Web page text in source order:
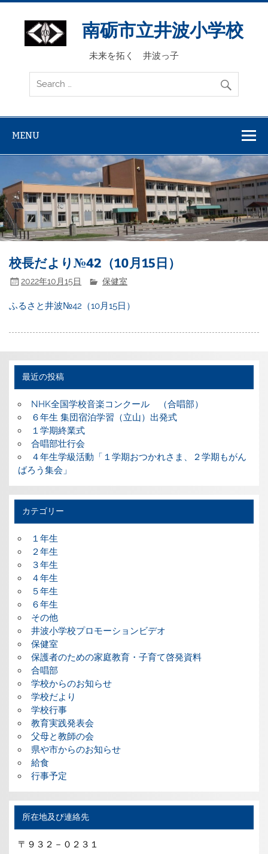
Skip
content
南砺市立井波小学校
未来を拓く 井波っ子
MENU
校長だより№42（10月15日）
2022年10月15日 保健室
ふるさと井波№42（10月15日）
最近の投稿
NHK全国学校音楽コンクール （合唱部）
６年生 集団宿泊学習（立山）出発式
１学期終業式
合唱部壮行会
４年生学級活動「１学期おつかれさま、２学期もがん
ばろう集会」
カテゴリー
１年生
２年生
３年生
４年生
５年生
６年生
その他
井波小学校プロモーションビデオ
保健室
保護者のための家庭教育・子育て啓発資料
合唱部
学校からのお知らせ
学校だより
学校行事
教育実践発表会
父母と教師の会
県や市からのお知らせ
給食
行事予定
所在地及び連絡先
〒９３２－０２３１